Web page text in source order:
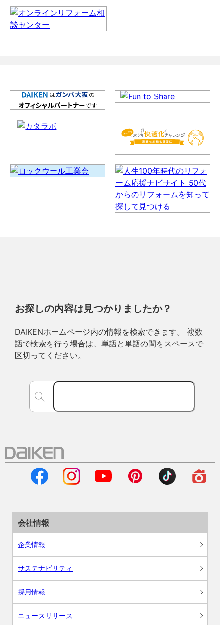
お探しの内容は見つかりましたか？
DAIKENホームページ内の情報を検索できます。 複数
語で検索を行う場合は、単語と単語の間をスペースで
区切ってください。
会社情報
企業情報
サステナビリティ
採用情報
ニュースリリース